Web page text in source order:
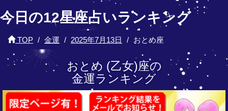
今日の12星座占いランキング
TOP 金運 2025年7月13日 おとめ座
おとめ (乙女)座の
金運ランキング